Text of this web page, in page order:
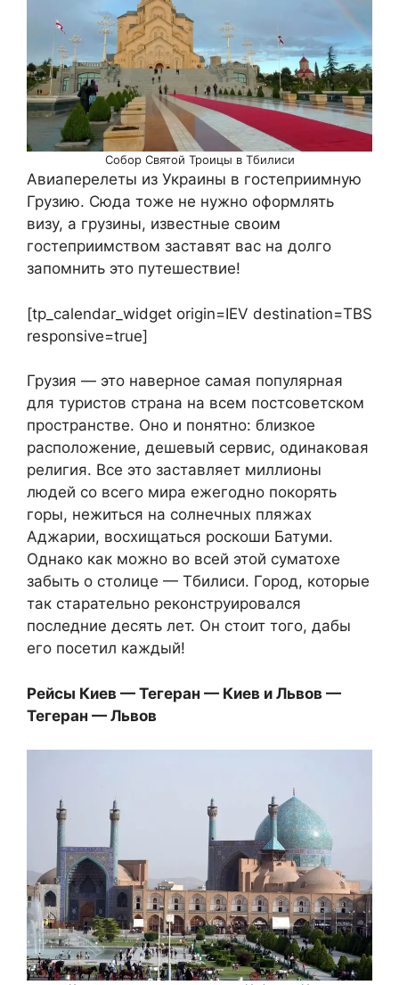
Собор Святой Троицы в Тбилиси
Авиаперелеты из Украины в гостеприимную
Грузию. Сюда тоже не нужно оформлять
визу, а грузины, известные своим
гостеприимством заставят вас на долго
запомнить это путешествие!
[tp_calendar_widget origin=IEV destination=TBS
responsive=true]
Грузия — это наверное самая популярная
для туристов страна на всем постсоветском
пространстве. Оно и понятно: близкое
расположение, дешевый сервис, одинаковая
религия. Все это заставляет миллионы
людей со всего мира ежегодно покорять
горы, нежиться на солнечных пляжах
Аджарии, восхищаться роскоши Батуми.
Однако как можно во всей этой суматохе
забыть о столице — Тбилиси. Город, которые
так старательно реконструировался
последние десять лет. Он стоит того, дабы
его посетил каждый!
Рейсы Киев — Тегеран — Киев и Львов —
Тегеран — Львов